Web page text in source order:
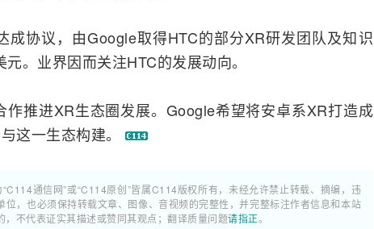
成协议，由Google取得HTC的部分XR研发团队及知识
。业界因而关注HTC的发展动向。
作推进XR生态圈发展。Google希望将安卓系XR打造成
这一生态构建。
通信网”或“C114原创”皆属C114版权所有，未经允许禁止转载、摘编，违
，也必须保持转载文章、图像、音视频的完整性，并完整标注作者信息和本站
不代表证实其描述或赞同其观点；翻译质量问题请指正。